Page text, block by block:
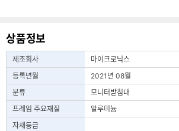
상품정보
제조회사
마이크로닉스
등록년월
2021년 08월
분류
모니터받침대
프레임 주요재질
알루미늄
자재등급